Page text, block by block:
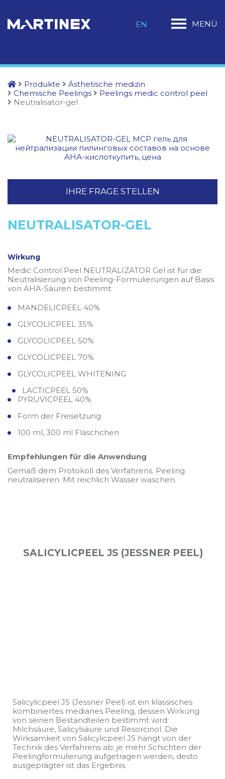
EN MENÜ
Produkte
Ästhetische medizin
Chemische Peelings
Peelings medic control peel
Neutralisator-gel
IHRE FRAGE STELLEN
NEUTRALISATOR-GEL
Wirkung
Medic Control Peel NEUTRALIZATOR Gel ist für die
Neutralisierung von Peeling-Formulierungen auf Basis
von AHA-Säuren bestimmt:
MANDELICPEEL 40%
GLYCOLICPEEL 35%
GLYCOLICPEEL 50%
GLYCOLICPEEL 70%
GLYCOLICPEEL WHITENING
LACTICPEEL 50%
PYRUVICPEEL 40%
Form der Freisetzung
100 ml, 300 ml Fläschchen
Empfehlungen für die Anwendung
Gemäß dem Protokoll des Verfahrens. Peeling
neutralisieren. Mit reichlich Wasser waschen.
SALICYLICPEEL JS (JESSNER PEEL)
Salicylicpeel JS (Jessner Peel) ist ein klassisches
kombiniertes medianes Peeling, dessen Wirkung
von seinen Bestandteilen bestimmt wird:
Milchsäure, Salicylsäure und Resorcinol. Die
Wirksamkeit von Salicylicpeel JS hängt von der
Technik des Verfahrens ab: je mehr Schichten der
Peelingformulierung aufgetragen werden, desto
ausgeprägter ist das Ergebnis.